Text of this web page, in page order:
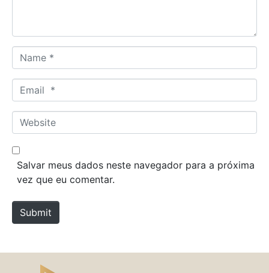
a
m
*
m
a
*
W
e
b
e
Salvar meus dados neste navegador para a próxima
vez que eu comentar.
Submit